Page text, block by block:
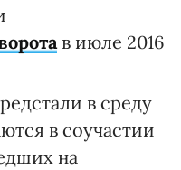
в июле 2016
в среду
в соучастии
на